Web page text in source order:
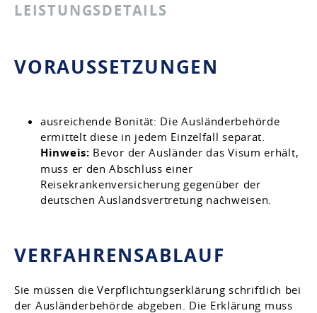
LEISTUNGSDETAILS
VORAUSSETZUNGEN
ausreichende Bonität: Die Ausländerbehörde
ermittelt diese in jedem Einzelfall separat.
Hinweis: Bevor der Ausländer das Visum erhält,
muss er den Abschluss einer
Reisekrankenversicherung gegenüber der
deutschen Auslandsvertretung nachweisen.
VERFAHRENSABLAUF
Sie müssen die Verpflichtungserklärung schriftlich bei
der Ausländerbehörde abgeben. Die Erklärung muss